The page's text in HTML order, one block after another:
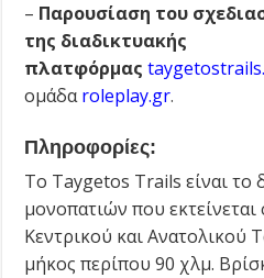
– Παρουσίαση του
της διαδικτυακής
πλατφόρμας
ομάδαroleplay.gr.
Πληροφορίες:
Το Taygetos Trails είναι το
μονοπατιών που
Κεντρικού και Ανατολικού
μήκος περίπου 90 χλμ.